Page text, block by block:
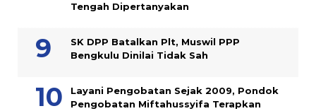
Tengah Dipertanyakan
SK DPP Batalkan Plt, Muswil PPP
Bengkulu Dinilai Tidak Sah
Layani Pengobatan Sejak 2009, Pondok
Pengobatan Miftahussyifa Terapkan